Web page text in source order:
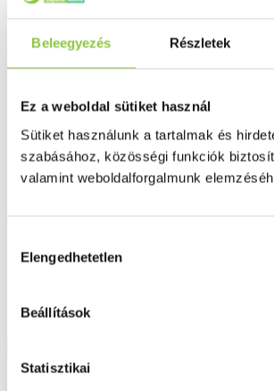
Beleegyezés Részletek
Ez a weboldal sütiket használ
Sütiket használunk a tartalmak és
szabásához, közösségi funkciók
valamint weboldalforgalmunk
kiválasztása
Elengedhetetlen
Beállítások
Statisztikai
Szív és érrrendszer
Vérnyomás és szív
Í́nygyulladás
Szájvíz
Fogkefe
Fogselyem
Műfogsor ápolás
Gyógyteák
Tápszer
Ajánlataink